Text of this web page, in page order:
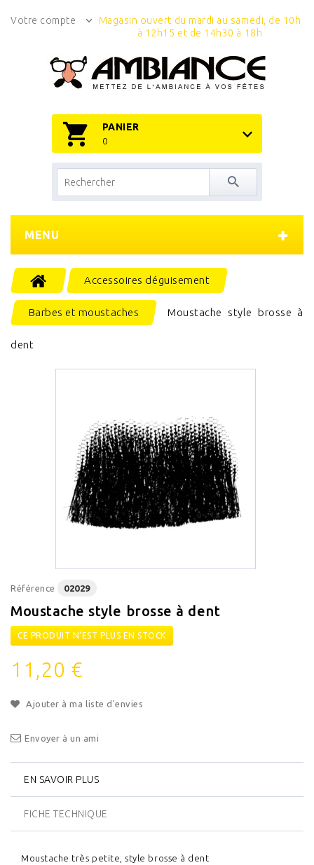
Votre compte
Magasin ouvert du mardi au samedi, de 10h
à 12h15 et de 14h30 à 18h
PANIER
0
MENU
Accessoires déguisement
Barbes et moustaches Moustache style brosse à
dent
Référence 02029
Moustache style brosse à dent
CE PRODUIT N'EST PLUS EN STOCK
11,20 €
Ajouter à ma liste d'envies
Envoyer à un ami
EN SAVOIR PLUS
FICHE TECHNIQUE
Moustache très petite, style brosse à dent